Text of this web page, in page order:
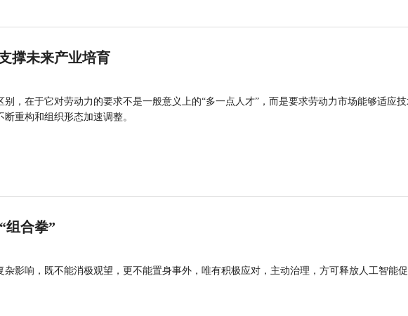
撑未来产业培育
，在于它对劳动力的要求不是一般意义上的“多一点人才”，而是要求劳动力市场能够适应
重构和组织形态加速调整。
组合拳”
杂影响，既不能消极观望，更不能置身事外，唯有积极应对，主动治理，方可释放人工智能